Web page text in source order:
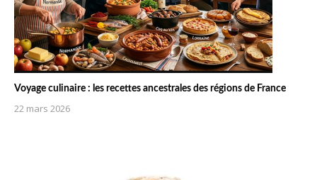
Voyage culinaire : les recettes ancestrales des régions de France
22 mars 2026